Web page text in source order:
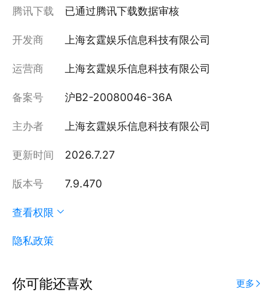
腾讯下载 已通过腾讯下载数据审核
开发商 上海玄霆娱乐信息科技有限公司
运营商 上海玄霆娱乐信息科技有限公司
备案号 沪B2-20080046-36A
主办者 上海玄霆娱乐信息科技有限公司
更新时间 2026.7.27
版本号 7.9.470
查看权限
隐私政策
你可能还喜欢 更多